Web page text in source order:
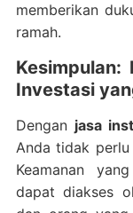
memberikan
ramah.
Investasi
Dengan jasa
Anda tidak perlu
Keamanan
dapat diakses